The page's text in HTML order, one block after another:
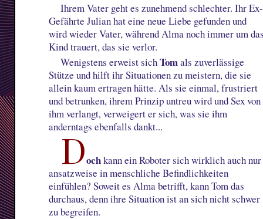
Ihrem Vater geht es zunehmend schlechter. Ihr Ex-
Gefährte Julian hat eine neue Liebe gefunden und
wird wieder Vater, während Alma noch immer um
Kind trauert, das sie verlor.
Wenigstens erweist sichTomals zuverlässige
Stütze und hilft ihr Situationen zu meistern, die sie
allein kaum ertragen hätte. Als sie einmal, frustriert
und betrunken, ihrem Prinzip untreu wird und Sex von
ihm verlangt, verweigert er sich, was sie ihm
anderntags ebenfalls dankt...
Dochkann ein Roboter sich wirklich auch nur
ansatzweise in menschliche Befindlichkeiten
einfühlen? Soweit es Alma betrifft, kann Tom das
durchaus, denn ihre Situation ist an sich nicht schwer
zu begreifen.